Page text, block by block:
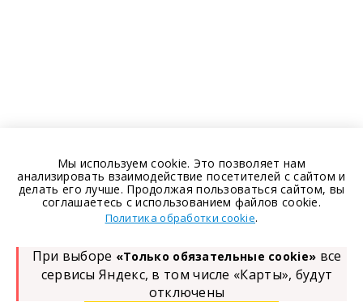
Мы используем cookie. Это позволяет нам
анализировать взаимодействие посетителей с сайтом и
делать его лучше. Продолжая пользоваться сайтом, вы
соглашаетесь с использованием файлов cookie.
Политика обработки cookie.
При выборе «Только обязательные cookie» все
сервисы Яндекс, в том числе «Карты», будут
отключены